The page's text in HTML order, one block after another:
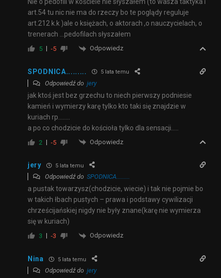
Nie o pedofili w kościele nie słyszałem (to wasza taktyka i
art.54 tu nic nie ma do rzeczy bo te poglądy reguluje
art.212 k.k )ale o księżach, o aktorach ,o nauczycielach, o
trenerach …pedofilach słyszałem
5 -5 Odpowiedz
SPODNICA......... 5 lata temu
Odpowiedź do jery
jak ktoś jest bez grzechu to niech pierwszy podniesie
kamień i wymierzy karę tylko kto taki się znajdzie w
kuriach rp……..
a po co chodzicie do kościoła tylko dla sensacji…..
2 -5 Odpowiedz
jery 5 lata temu
Odpowiedź do SPODNICA.........
a pustak towarzysz(chodzicie, wiecie) i tak nie pojmie bo
w takich łbach pustych – prawa i podstawy cywilizacji
chrześcijańskiej nigdy nie były znane(karę nie wymierza
się w kuriach)
3 -3 Odpowiedz
Nina 5 lata temu
Odpowiedź do jery